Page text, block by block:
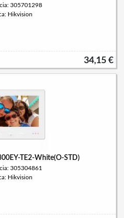
305701298
Hikvision
34,15 €
TE2-White(O-STD)
305304861
Hikvision